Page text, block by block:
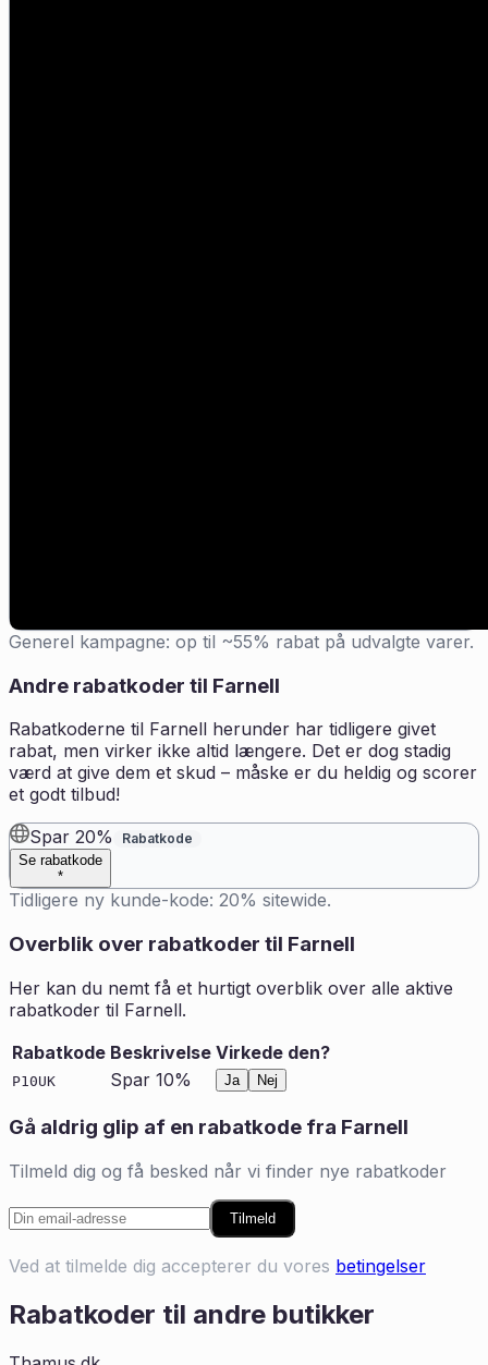
Generel kampagne: op til ~55% rabat på udvalgte varer.
Andre rabatkoder til Farnell
Rabatkoderne til Farnell herunder har tidligere givet
rabat, men virker ikke altid længere. Det er dog stadig
værd at give dem et skud – måske er du heldig og scorer
et godt tilbud!
Spar 20%
Rabatkode
Se rabatkode
*
Tidligere ny kunde-kode: 20% sitewide.
Overblik over rabatkoder til Farnell
Her kan du nemt få et hurtigt overblik over alle aktive
rabatkoder til Farnell.
Rabatkode Beskrivelse Virkede den?
P10UK Spar 10% Ja Nej
Gå aldrig glip af en rabatkode fra Farnell
Tilmeld dig og få besked når vi finder nye rabatkoder
Tilmeld
Ved at tilmelde dig accepterer du vores betingelser
Rabatkoder til andre butikker